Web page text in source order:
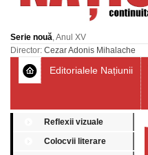
Serie nouă, Anul XV
Director: Cezar Adonis Mihalache
Editorialele Națiunii
Reflexii vizuale
Colocvii literare